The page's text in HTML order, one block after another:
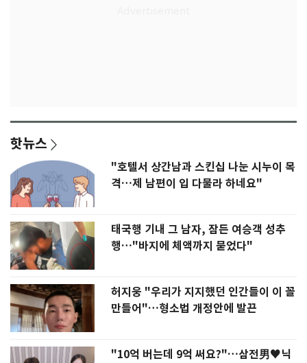
핫뉴스
"호텔서 상간남과 스킨십 나눈 시누이 목
격…제 남편이 입 다물라 하네요"
태국행 기내 그 남자, 잠든 여승객 성추
행…"바지에 체액까지 묻었다"
허지웅 "우리가 지지했던 인간들이 이 꼴
만들어"…형소법 개정안에 발끈
"10억 버는데 9억 써요?"…삼전男♥닉